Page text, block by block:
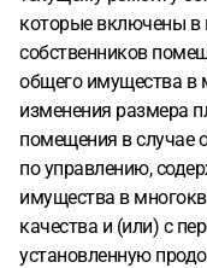
которые включены в
собственников
общего имущества в
изменения размера
помещения в случае
по управлению,
имущества в
качества и (или) с
установленную